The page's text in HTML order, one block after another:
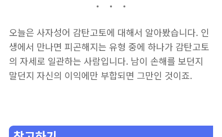
오늘은 사자성어 감탄고토에 대해서 알아봤습니다. 인
생에서 만나면 피곤해지는 유형 중에 하나가 감탄고토
의 자세로 일관하는 사람입니다. 남이 손해를 보던지
말던지 자신의 이익에만 부합되면 그만인 것이죠.